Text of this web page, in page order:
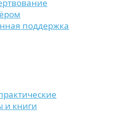
поддержка
и книги